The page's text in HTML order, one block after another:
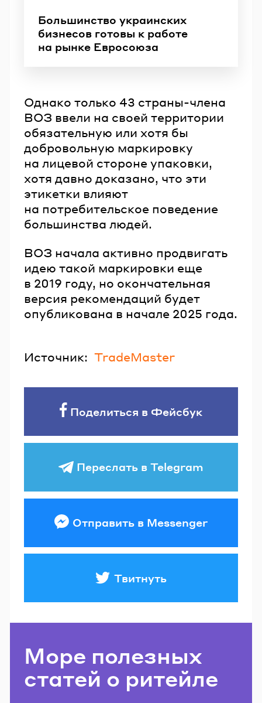
Большинство украинских
бизнесов готовы к работе
на рынке Евросоюза
Однако только 43 страны-члена
ВОЗ ввели на своей территории
обязательную или хотя бы
добровольную маркировку
на лицевой стороне упаковки,
хотя давно доказано, что эти
этикетки влияют
на потребительское поведение
большинства людей.
ВОЗ начала активно продвигать
идею такой маркировки еще
в 2019 году, но окончательная
версия рекомендаций будет
опубликована в начале 2025 года.
Источник: TradeMaster
Поделиться в Фейсбук
Переслать в Telegram
Отправить в Messenger
Твитнуть
Море полезных
статей о ритейле